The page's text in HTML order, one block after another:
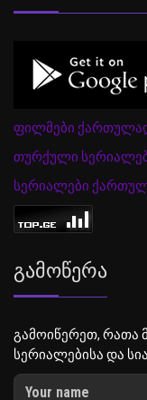
ფილმები
თურქული
სერიალები
Გამოწერა
გამოიწერეთ, რათა
სერიალებისა და